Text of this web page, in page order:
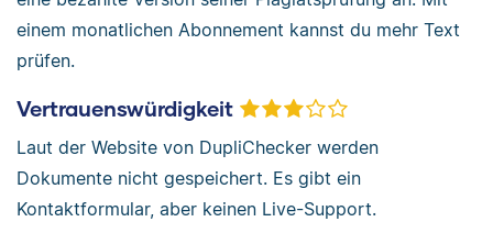
einem monatlichen Abonnement kannst du mehr Text
prüfen.
Vertrauenswürdigkeit
Laut der Website von DupliChecker werden
Dokumente nicht gespeichert. Es gibt ein
Kontaktformular, aber keinen Live-Support.